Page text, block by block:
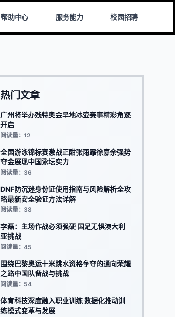
帮助中心 服务能力 校园招聘
热门文章
广州将举办残特奥会旱地冰壶赛事精彩角逐
开启
阅读量：12
全国游泳锦标赛激战正酣张雨霏徐嘉余强势
夺金展现中国泳坛实力
阅读量：36
DNF防沉迷身份证使用指南与风险解析全攻
略最新安全验证方法详解
阅读量：38
李磊：主场作战必须强硬 国足无惧澳大利
亚挑战
阅读量：45
围绕巴黎奥运十米跳水资格争夺的通向荣耀
之路中国队备战与挑战
阅读量：54
体育科技深度融入职业训练 数据化推动训
练模式变革与发展